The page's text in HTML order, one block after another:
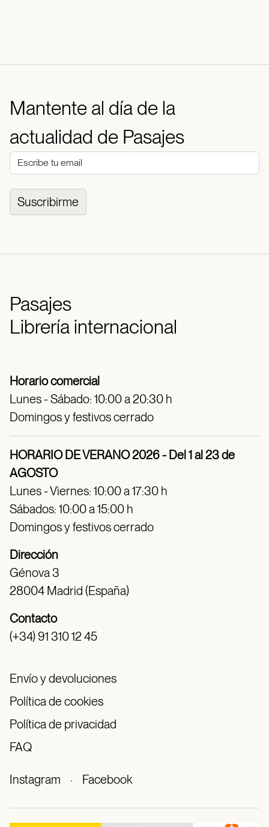
Mantente al día de la
actualidad de Pasajes
Suscribirme
Pasajes
Librería internacional
Horario comercial
Lunes - Sábado: 10:00 a 20:30 h
Domingos y festivos cerrado
HORARIO DE VERANO 2026 - Del 1 al 23 de
AGOSTO
Lunes - Viernes: 10:00 a 17:30 h
Sábados: 10:00 a 15:00 h
Domingos y festivos cerrado
Dirección
Génova 3
28004 Madrid (España)
Contacto
(+34) 91 310 12 45
Envío y devoluciones
Política de cookies
Política de privacidad
FAQ
Instagram · Facebook